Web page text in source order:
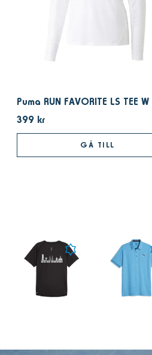
399 kr
GÅ TILL